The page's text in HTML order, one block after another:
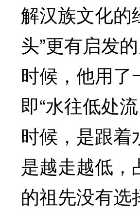
解汉族文化的
头”更有启发
时候，他用
即“水往低处
时候，是跟
是越走越低
的祖先没有